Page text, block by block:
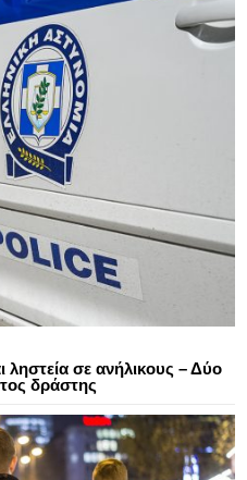
ληστεία σε ανήλικους – Δύο
δράστης